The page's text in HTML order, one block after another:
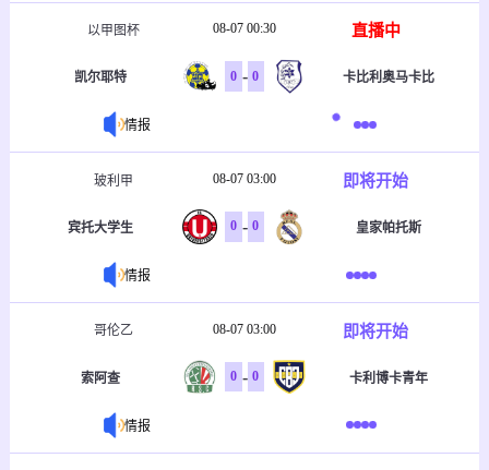
以甲图杯 08-07 00:30 直播中
凯尔耶特 0 - 0 卡比利奥马卡比
情报
玻利甲 08-07 03:00 即将开始
宾托大学生 0 - 0 皇家帕托斯
情报
哥伦乙 08-07 03:00 即将开始
索阿查 0 - 0 卡利博卡青年
情报